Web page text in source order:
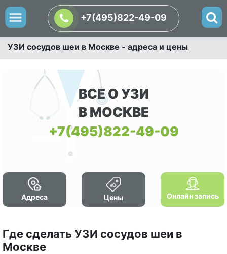
+7(495)822-49-09
УЗИ сосудов шеи в Москве - адреса и цены
ВСЕ О УЗИ
В МОСКВЕ
+7(495)822-49-09
Адреса Цены Онлайн запись
Где сделать УЗИ сосудов шеи в
Москве